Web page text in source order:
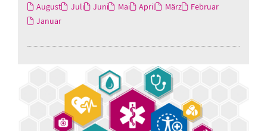
August
Juli Juni Mai April März
Februar
Januar